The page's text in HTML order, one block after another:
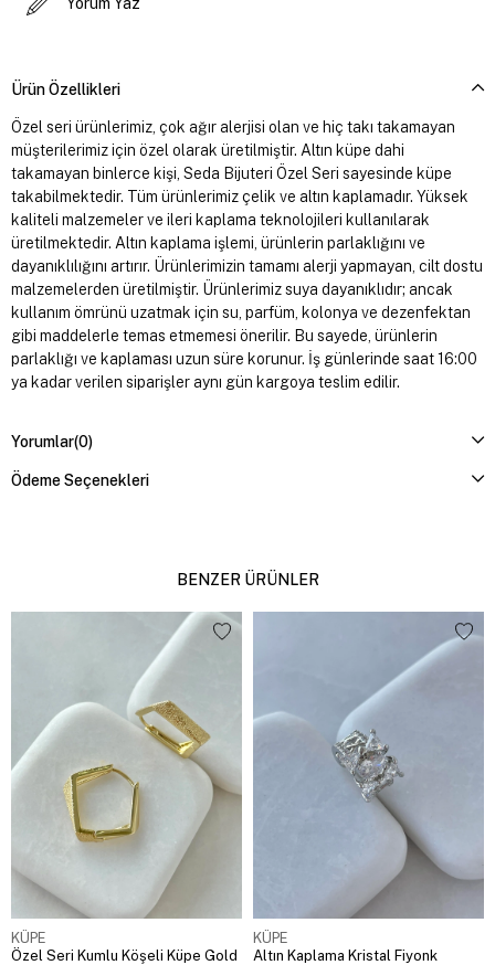
Ürün Özellikleri
Özel seri ürünlerimiz, çok ağır alerjisi olan ve hiç takı takamayan
müşterilerimiz için özel olarak üretilmiştir. Altın küpe dahi
takamayan binlerce kişi, Seda Bijuteri Özel Seri sayesinde küpe
takabilmektedir. Tüm ürünlerimiz çelik ve altın kaplamadır. Yüksek
kaliteli malzemeler ve ileri kaplama teknolojileri kullanılarak
üretilmektedir. Altın kaplama işlemi, ürünlerin parlaklığını ve
dayanıklılığını artırır. Ürünlerimizin tamamı alerji yapmayan, cilt dostu
malzemelerden üretilmiştir. Ürünlerimiz suya dayanıklıdır; ancak
kullanım ömrünü uzatmak için su, parfüm, kolonya ve dezenfektan
gibi maddelerle temas etmemesi önerilir. Bu sayede, ürünlerin
parlaklığı ve kaplaması uzun süre korunur. İş günlerinde saat 16:00
ya kadar verilen siparişler aynı gün kargoya teslim edilir.
Yorumlar(0)
Ödeme Seçenekleri
BENZER ÜRÜNLER
KÜPE
Özel Seri Kumlu Köşeli Küpe Gold
KÜPE
Altın Kaplama Kristal Fiyonk